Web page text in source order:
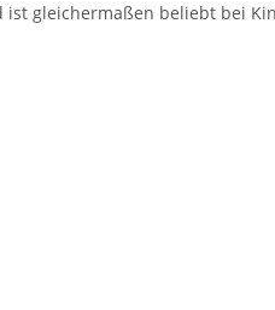
gleichermaßen beliebt bei